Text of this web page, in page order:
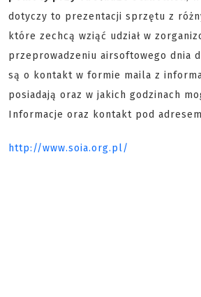
dotyczy to prezentacji sprzętu z
które zechcą wziąć udział w
przeprowadzeniu airsoftowego dnia
są o kontakt w formie maila z
posiadają oraz w jakich godzinach
Informacje oraz kontakt pod
http://www.soia.org.pl/